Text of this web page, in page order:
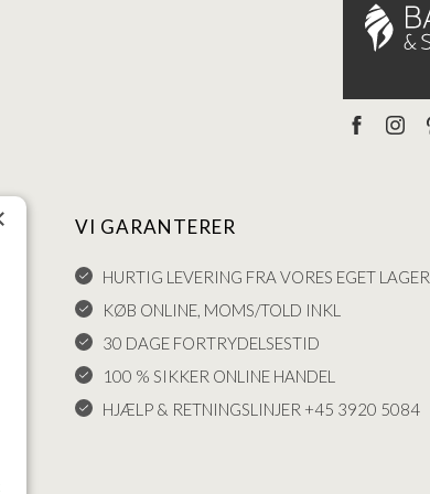
VI GARANTERER
HURTIG LEVERING FRA VORES EGET LAGER
KØB ONLINE, MOMS/TOLD INKL
30 DAGE FORTRYDELSESTID
100 % SIKKER ONLINE HANDEL
HJÆLP & RETNINGSLINJER +45 3920 5084